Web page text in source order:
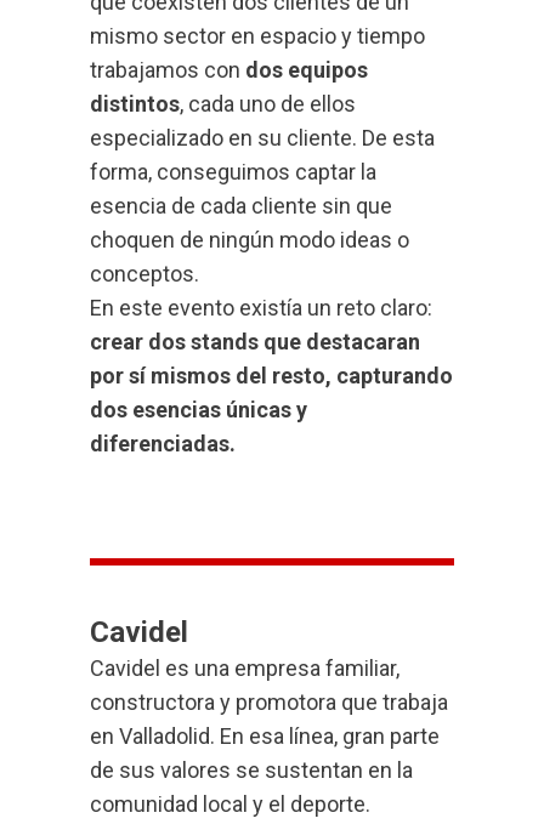
mismo sector en espacio y tiempo
trabajamos con dos equipos
distintos, cada uno de ellos
especializado en su cliente. De esta
forma, conseguimos captar la
esencia de cada cliente sin que
choquen de ningún modo ideas o
conceptos.
En este evento existía un reto claro:
crear dos stands que destacaran
por sí mismos del resto, capturando
dos esencias únicas y
diferenciadas.
Cavidel
Cavidel es una empresa familiar,
constructora y promotora que trabaja
en Valladolid. En esa línea, gran parte
de sus valores se sustentan en la
comunidad local y el deporte.